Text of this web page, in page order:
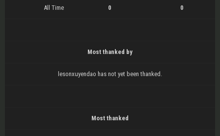
All Time 0 0
Most thanked by
lesonxuyendao has not yet been thanked.
Most thanked